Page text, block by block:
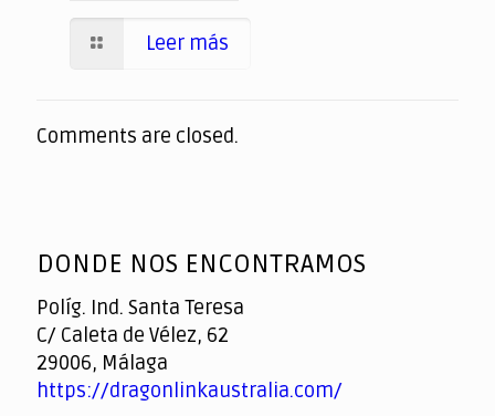
Leer más
Comments are closed.
DONDE NOS ENCONTRAMOS
Políg. Ind. Santa Teresa
C/ Caleta de Vélez, 62
29006, Málaga
https://dragonlinkaustralia.com/